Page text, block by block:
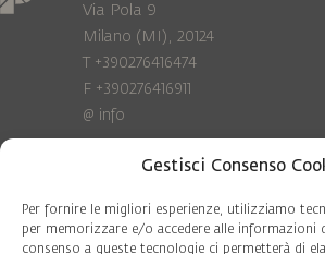
Gestisci Consenso
Per fornire le migliori esperienze, utilizziamo
per memorizzare e/o accedere alle informazioni
consenso a queste tecnologie ci permetterà di
Via Pola 9
Milano (MI), 20124
T +390276416474
F +390276416911
@ info
Privacy Policy
Cookie policy